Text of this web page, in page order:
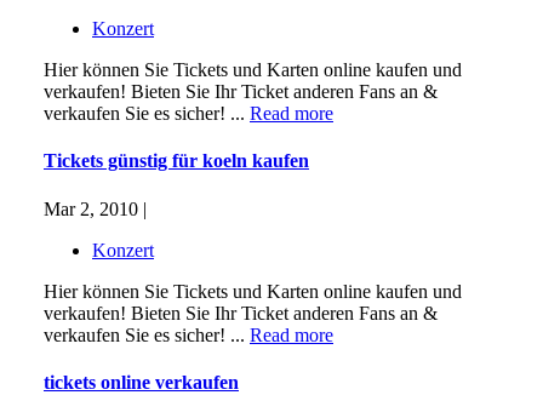
Konzert
Hier können Sie Tickets und Karten online kaufen und
verkaufen! Bieten Sie Ihr Ticket anderen Fans an &
verkaufen Sie es sicher! ... Read more
Tickets günstig für koeln kaufen
Mar 2, 2010 |
Konzert
Hier können Sie Tickets und Karten online kaufen und
verkaufen! Bieten Sie Ihr Ticket anderen Fans an &
verkaufen Sie es sicher! ... Read more
tickets online verkaufen